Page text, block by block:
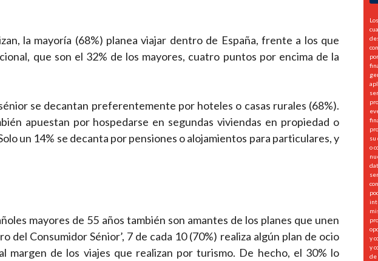
la mayoría (68%) planea viajar dentro de España, frente a los que
que son el 32% de los mayores, cuatro puntos por encima de la
se decantan preferentemente por hoteles o casas rurales (68%).
apuestan por hospedarse en segundas viviendas en propiedad o
un 14% se decanta por pensiones o alojamientos para particulares, y
mayores de 55 años también son amantes de los planes que unen
del Consumidor Sénior’, 7 de cada 10 (70%) realiza algún plan de ocio
margen de los viajes que realizan por turismo. De hecho, el 30% lo
su
o
y
y
de